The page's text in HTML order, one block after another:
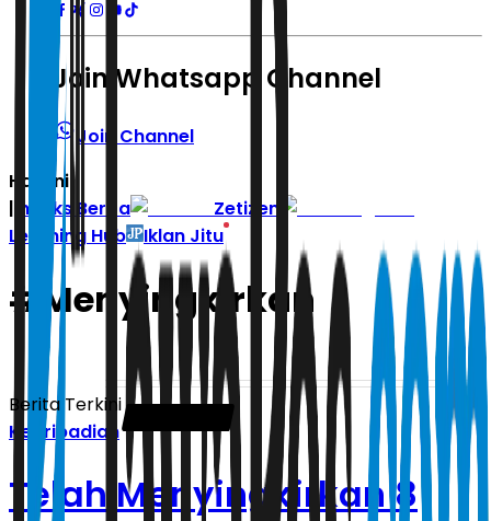
Join Whatsapp Channel
Join Channel
Hari ini
| Indeks Berita
Zetizen
Learning Hub
Iklan Jitu
# Menyingkirkan
Berita Terkini
Kepribadian
Telah Menyingkirkan 8